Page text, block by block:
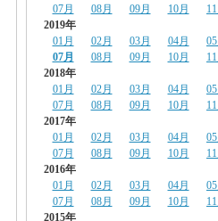
07月
08月 09月 10月
2019年
01月
02月 03月 04月
07月
08月 09月 10月
2018年
01月
02月 03月 04月
07月
08月 09月 10月
2017年
01月
02月 03月 04月
07月
08月 09月 10月
2016年
01月
02月 03月 04月
07月
08月 09月 10月
2015年